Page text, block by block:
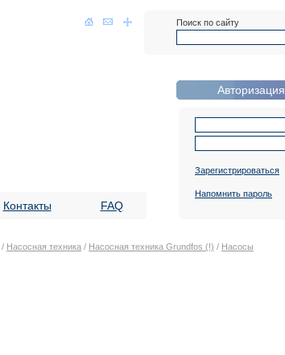
Поиск по сайту
Контакты FAQ
Авторизация
Зарегистрироваться
Напомнить пароль
/ Насосная техника / Насосная техника Grundfos (!) / Насосы